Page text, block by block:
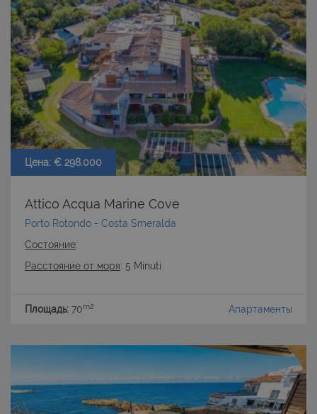
Цена: € 298.000
Attico Acqua Marine Cove
Porto Rotondo - Costa Smeralda
Состояние:
Расстояние от моря: 5 Minuti
Площадь: 70m2 Апартаменты